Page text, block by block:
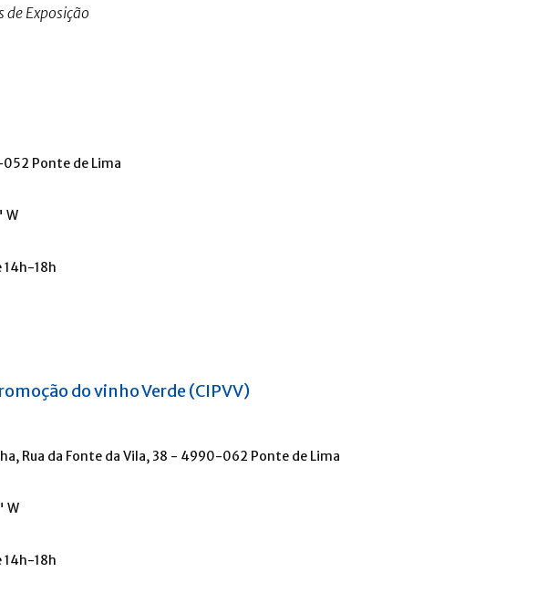
de Exposição
Ponte de Lima
W
14h-18h
do vinho Verde (CIPVV)
Rua da Fonte da Vila, 38 - 4990-062 Ponte de Lima
W
14h-18h